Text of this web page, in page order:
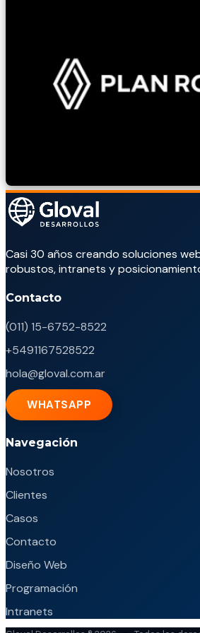
Casi 30 años creando soluciones
robustos, intranets y
Contacto
(011) 15-6752-8522
+5491167528522
hola@gloval.com.ar
WHATSAPP
Navegación
Nosotros
Clientes
Casos
Contacto
Diseño Web
Programación
Intranets